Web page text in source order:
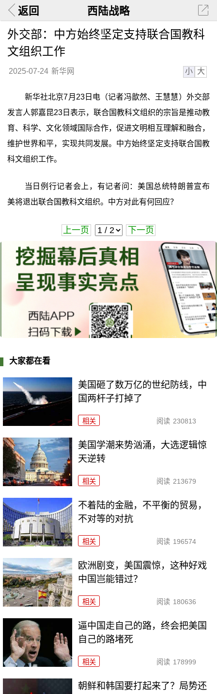
返回 西陆战略
外交部：中方始终坚定支持联合国教科
文组织工作
2025-07-24 新华网 小 大
新华社北京7月23日电（记者冯歆然、王慧慧）外交部
发言人郭嘉昆23日表示，联合国教科文组织的宗旨是推动教
育、科学、文化领域国际合作，促进文明相互理解和融合，
维护世界和平，实现共同发展。中方始终坚定支持联合国教
科文组织工作。
当日例行记者会上，有记者问：美国总统特朗普宣布
美将退出联合国教科文组织。中方对此有何回应？
上一页 下一页
大家都在看
美国砸了数万亿的世纪防线，中
国两杆子打掉了
相关 阅读 230813
美国学潮来势汹涌，大选逻辑惊
天逆转
相关 阅读 213679
不着陆的金融，不平衡的贸易，
不对等的对抗
相关 阅读 196574
欧洲剧变，美国震惊，这种好戏
中国岂能错过？
相关 阅读 180636
逼中国走自己的路，终会把美国
自己的路堵死
相关 阅读 178999
朝鲜和韩国要打起来了？局势还